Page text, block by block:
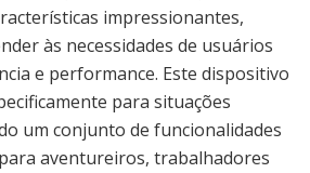
impressionantes,
às necessidades de usuários
e performance. Este dispositivo
para situações
um conjunto de funcionalidades
aventureiros, trabalhadores